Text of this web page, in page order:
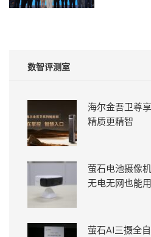
数智评测室
海尔金吾卫尊
精质更精智
萤石电池摄像
无电无网也能用
萤石AI三摄全